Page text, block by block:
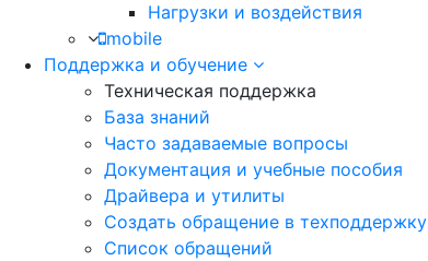
Нагрузки и воздействия
mobile
Поддержка и обучение
Техническая поддержка
База знаний
Часто задаваемые вопросы
Документация и учебные пособия
Драйвера и утилиты
Создать обращение в техподдержку
Список обращений